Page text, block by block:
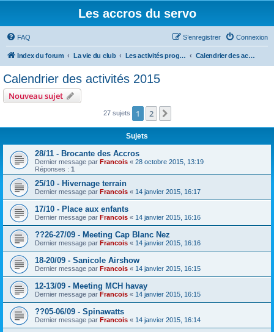
Les accros du servo
FAQ Connexion
S’enregistrer
Index du forum La vie du club Les activités programmées Calendrier des activités 2015
Calendrier des activités 2015
Nouveau sujet
27 sujets 1 2
Sujets
28/11 - Brocante des Accros
Dernier message par Francois « 28 octobre 2015, 13:19
Réponses : 1
25/10 - Hivernage terrain
Dernier message par Francois « 14 janvier 2015, 16:17
17/10 - Place aux enfants
Dernier message par Francois « 14 janvier 2015, 16:16
??26-27/09 - Meeting Cap Blanc Nez
Dernier message par Francois « 14 janvier 2015, 16:16
18-20/09 - Sanicole Airshow
Dernier message par Francois « 14 janvier 2015, 16:15
12-13/09 - Meeting MCH havay
Dernier message par Francois « 14 janvier 2015, 16:15
??05-06/09 - Spinawatts
Dernier message par Francois « 14 janvier 2015, 16:14